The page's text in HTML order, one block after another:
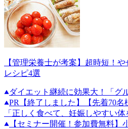
【管理栄養士が考案】超時短！
レシピ4選
ダイエット継続に効果大！「グ
PR
【終了しました】【先着70
「正しく食べて、妊娠しやすい
【セミナー開催！参加費無料】